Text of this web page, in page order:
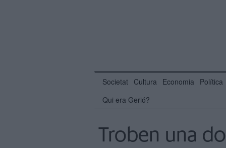
Societat Cultura Economia Política
Qui era Gerió?
Troben una